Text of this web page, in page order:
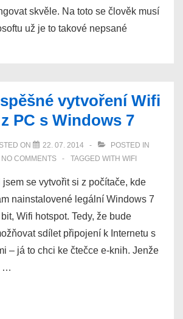
skvěle. Na toto se člověk musí
už je to takové nepsané
vytvoření Wifi
PC s Windows 7
ON 22. 07. 2014
POSTED IN
NO COMMENTS TAGGED WITH WIFI
jsem se vytvořit si z počítače, kde
nainstalovené legální Windows 7
Wifi hotspot. Tedy, že bude
sdílet připojení k Internetu s
– já to chci ke čtečce e-knih. Jenže
…